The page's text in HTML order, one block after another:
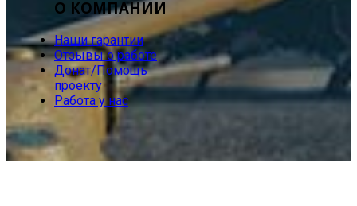
О КОМПАНИИ
Наши гарантии
Отзывы о работе
Донат/Помощь
проекту
Работа у нас